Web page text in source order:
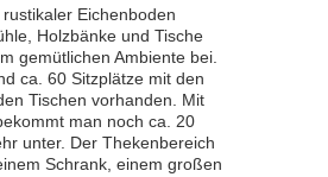
Eichenboden
Holzbänke und Tische
gemütlichen Ambiente bei.
ca. 60 Sitzplätze mit den
Tischen vorhanden. Mit
man noch ca. 20
unter. Der Thekenbereich
Schrank, einem großen